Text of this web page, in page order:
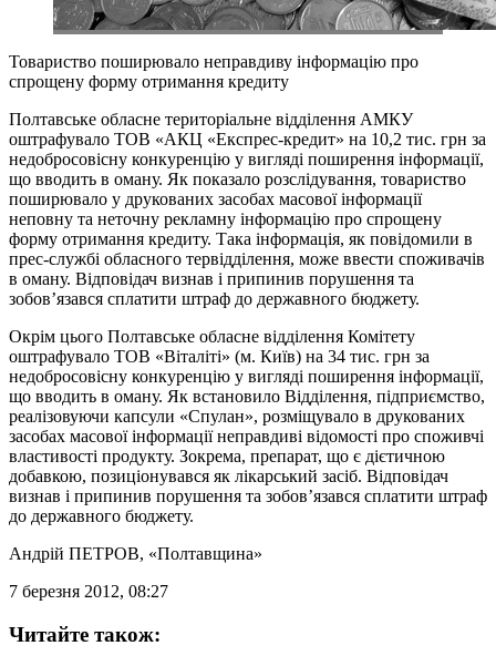
Товариство поширювало неправдиву інформацію про
спрощену форму отримання кредиту
Полтавське обласне територіальне відділення АМКУ
оштрафувало ТОВ «АКЦ «Експрес-кредит» на 10,2 тис. грн за
недобросовісну конкуренцію у вигляді поширення інформації,
що вводить в оману. Як показало розслідування, товариство
поширювало у друкованих засобах масової інформації
неповну та неточну рекламну інформацію про спрощену
форму отримання кредиту. Така інформація, як повідомили в
прес-службі обласного тервідділення, може ввести споживачів
в оману. Відповідач визнав і припинив порушення та
зобов’язався сплатити штраф до державного бюджету.
Окрім цього Полтавське обласне відділення Комітету
оштрафувало ТОВ «Віталіті» (м. Київ) на 34 тис. грн за
недобросовісну конкуренцію у вигляді поширення інформації,
що вводить в оману. Як встановило Відділення, підприємство,
реалізовуючи капсули «Спулан», розміщувало в друкованих
засобах масової інформації неправдиві відомості про споживчі
властивості продукту. Зокрема, препарат, що є дієтичною
добавкою, позиціонувався як лікарський засіб. Відповідач
визнав і припинив порушення та зобов’язався сплатити штраф
до державного бюджету.
Андрій ПЕТРОВ, «Полтавщина»
7 березня 2012, 08:27
Читайте також: